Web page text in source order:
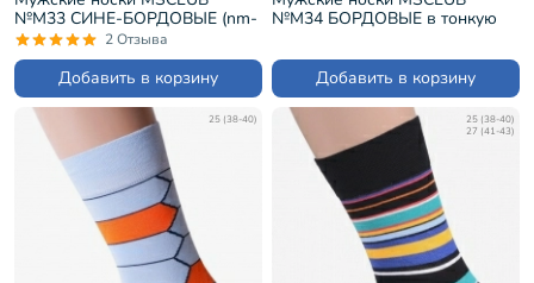
№М33 СИНЕ-БОРДОВЫЕ (nm-
355)
2 Отзыва
Добавить в корзину
№М34 БОРДОВЫЕ в тонкую
Добавить в корзину
25 (38-40)
25 (38-40)
27 (41-43)